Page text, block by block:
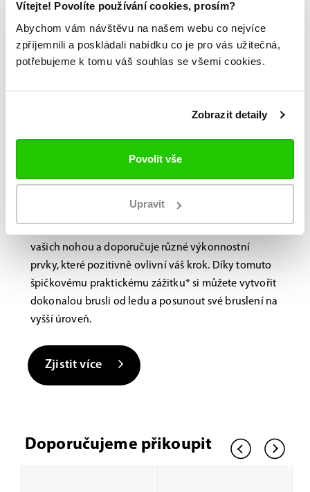
Vítejte! Povolíte používání cookies, prosím?
Abychom vám návštěvu na našem webu co nejvíce
zpříjemnili a poskládali nabídku co je pro vás užitečná,
potřebujeme k tomu váš souhlas se všemi cookies.
Zobrazit detaily
Povolit vše
Upravit
Navštivte nás na
výkon, využívá novou, nejmodernější technologii
vašich nohou a doporučuje různé výkonnostní
prvky, které pozitivně ovlivní váš krok. Díky tomuto
špičkovému praktickému zážitku* si můžete vytvořit
dokonalou brusli od ledu a posunout své bruslení na
vyšší úroveň.
Zjistit více
Doporučujeme přikoupit